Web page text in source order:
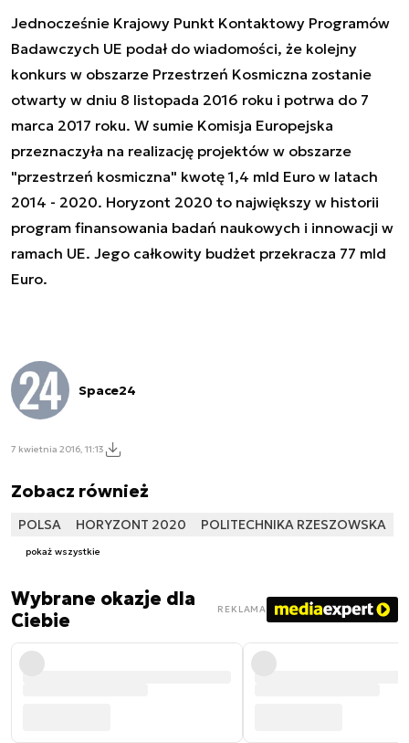
Jednocześnie Krajowy Punkt Kontaktowy Programów
Badawczych UE podał do wiadomości, że kolejny
konkurs w obszarze Przestrzeń Kosmiczna zostanie
otwarty w dniu 8 listopada 2016 roku i potrwa do 7
marca 2017 roku. W sumie Komisja Europejska
przeznaczyła na realizację projektów w obszarze
"przestrzeń kosmiczna" kwotę 1,4 mld Euro w latach
2014 - 2020. Horyzont 2020 to największy w historii
program finansowania badań naukowych i innowacji w
ramach UE. Jego całkowity budżet przekracza 77 mld
Euro.
Space24
7 kwietnia 2016, 11:13
Zobacz również
POLSA HORYZONT 2020 POLITECHNIKA RZESZOWSKA
pokaż wszystkie
Wybrane okazje dla
Ciebie
REKLAMA